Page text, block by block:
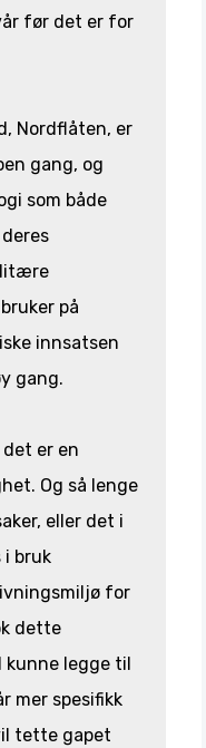
før det er for
Nordflåten, er
gang, og
som både
på
innsatsen
gang.
er en
Og så lenge
eller det i
i bruk
for
dette
legge til
mer spesifikk
tette gapet